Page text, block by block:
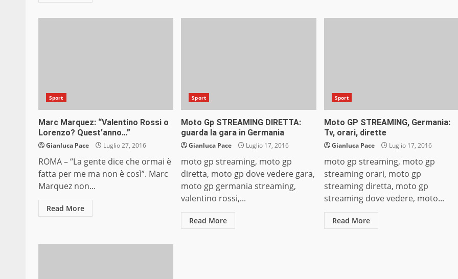
Sport
Marc Marquez: “Valentino Rossi o
Lorenzo? Quest’anno…”
Gianluca Pace Luglio 27, 2016
ROMA – “La gente dice che ormai è
fatta per me ma non è così”. Marc
Marquez non...
Read More
Sport
Moto Gp STREAMING DIRETTA:
guarda la gara in Germania
Gianluca Pace Luglio 17, 2016
moto gp streaming, moto gp
diretta, moto gp dove vedere gara,
moto gp germania streaming,
valentino rossi,...
Read More
Sport
Moto GP STREAMING, Germania:
Tv, orari, dirette
Gianluca Pace Luglio 17, 2016
moto gp streaming, moto gp
streaming orari, moto gp
streaming diretta, moto gp
streaming dove vedere, moto...
Read More